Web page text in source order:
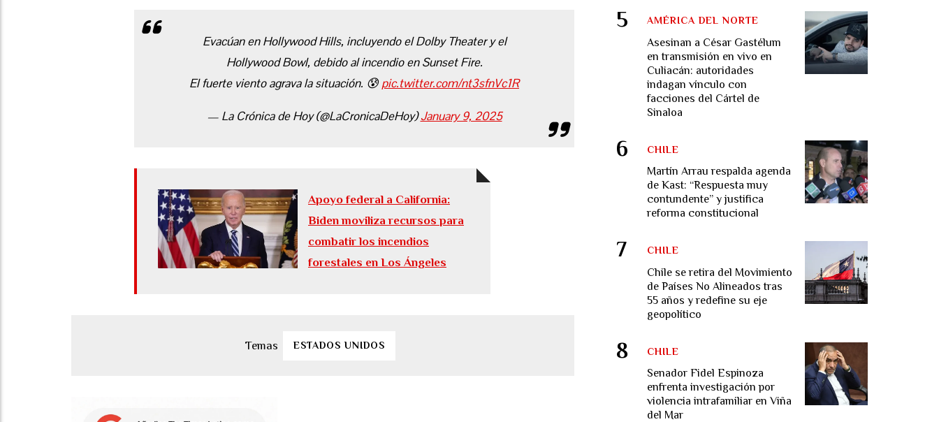
Evacúan en Hollywood Hills, incluyendo el Dolby Theater y el
Hollywood Bowl, debido al incendio en Sunset Fire.
El fuerte viento agrava la situación. 😰 pic.twitter.com/nt3sfnVc1R
— La Crónica de Hoy (@LaCronicaDeHoy)January 9, 2025
Apoyo federal a California:
Biden moviliza recursos para
combatir los incendios
forestales en Los Ángeles
ESTADOS UNIDOS
Asesinan a César Gastélum
en transmisión en vivo en
Culiacán: autoridades
indagan vínculo con
facciones del Cártel de
Sinaloa
AMÉRICA DEL NORTE
Martín Arrau respalda agenda
de Kast: “Respuesta muy
contundente” y justifica
reforma constitucional
CHILE
Chile se retira del Movimiento
de Países No Alineados tras
55 años y redefine su eje
geopolítico
CHILE
Senador Fidel Espinoza
enfrenta investigación por
violencia intrafamiliar en Viña
del Mar
CHILE